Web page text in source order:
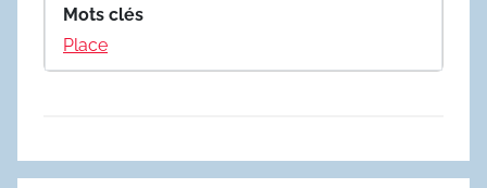
Mots clés
Place